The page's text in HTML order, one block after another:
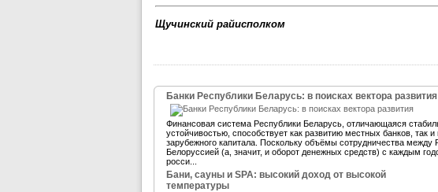
Щучинский райисполком
Банки Республики Беларусь: в поисках вектора развития
Финансовая система Республики Беларусь, отличающаяся
устойчивостью, способствует как развитию местных банков, так
зарубежного капитала. Поскольку объёмы сотрудничества между
Белоруссией (а, значит, и оборот денежных средств) с каждым
росси...
Бани, сауны и SPA: высокий доход от высокой
температуры